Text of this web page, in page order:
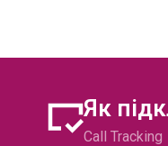
Як
Call Tracking